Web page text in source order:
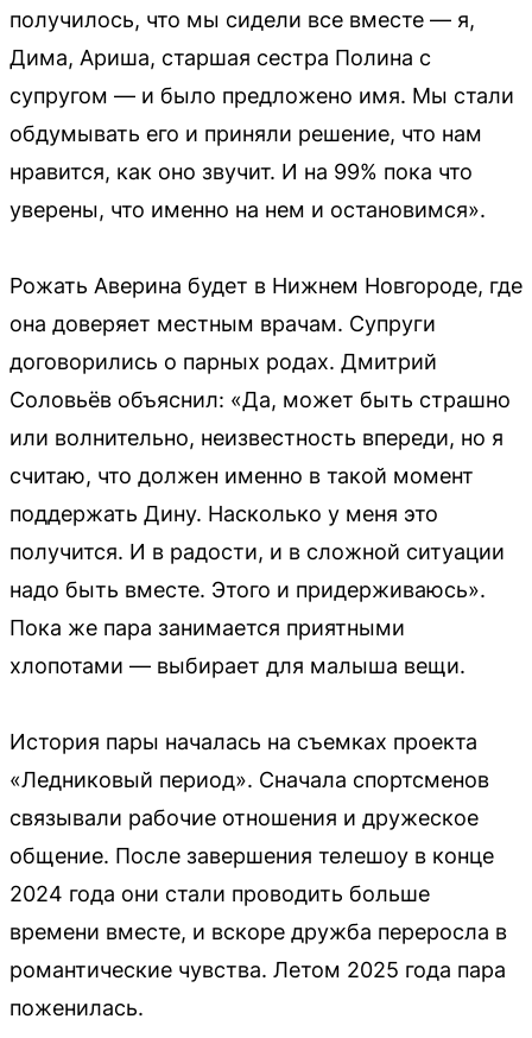
получилось, что мы сидели все вместе — я,
Дима, Ариша, старшая сестра Полина с
супругом — и было предложено имя. Мы стали
обдумывать его и приняли решение, что нам
нравится, как оно звучит. И на 99% пока что
уверены, что именно на нем и остановимся».
Рожать Аверина будет в Нижнем Новгороде, где
она доверяет местным врачам. Супруги
договорились о парных родах. Дмитрий
Соловьёв объяснил: «Да, может быть страшно
или волнительно, неизвестность впереди, но я
считаю, что должен именно в такой момент
поддержать Дину. Насколько у меня это
получится. И в радости, и в сложной ситуации
надо быть вместе. Этого и придерживаюсь».
Пока же пара занимается приятными
хлопотами — выбирает для малыша вещи.
История пары началась на съемках проекта
«Ледниковый период». Сначала спортсменов
связывали рабочие отношения и дружеское
общение. После завершения телешоу в конце
2024 года они стали проводить больше
времени вместе, и вскоре дружба переросла в
романтические чувства. Летом 2025 года пара
поженилась.